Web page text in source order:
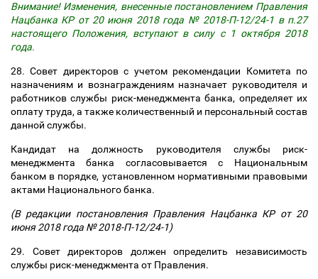
Внимание! Изменения, внесенные постановлением Правления
Нацбанка КР от 20 июня 2018 года № 2018-П-12/24-1 в п.27
настоящего Положения, вступают в силу с 1 октября 2018
года.
28. Совет директоров с учетом рекомендации Комитета по
назначениям и вознаграждениям назначает руководителя и
работников службы риск-менеджмента банка, определяет их
оплату труда, а также количественный и персональный состав
данной службы.
Кандидат на должность руководителя службы риск-
менеджмента банка согласовывается с Национальным
банком в порядке, установленном нормативными правовыми
актами Национального банка.
(В редакции постановления Правления Нацбанка КР от 20
июня 2018 года № 2018-П-12/24-1)
29. Совет директоров должен определить независимость
службы риск-менеджмента от Правления.